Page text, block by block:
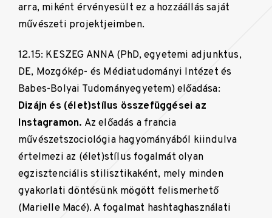
arra, miként érvényesült ez a hozzáállás saját
művészeti projektjeimben.
12.15: KESZEG ANNA (PhD, egyetemi adjunktus,
DE, Mozgókép- és Médiatudományi Intézet és
Babes-Bolyai Tudományegyetem) előadása:
Dizájn és (élet)stílus összefüggései az
Instagramon. Az előadás a francia
művészetszociológia hagyományából kiindulva
értelmezi az (élet)stílus fogalmát olyan
egzisztenciális stilisztikaként, mely minden
gyakorlati döntésünk mögött felismerhető
(Marielle Macé). A fogalmat hashtaghasználati